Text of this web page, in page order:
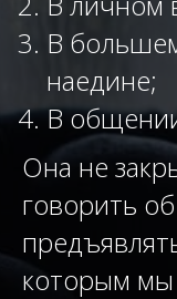
14 Я не знаю, чего
Эмоции в нашей
В
наедине;
В
Она не
говорить
которым мы